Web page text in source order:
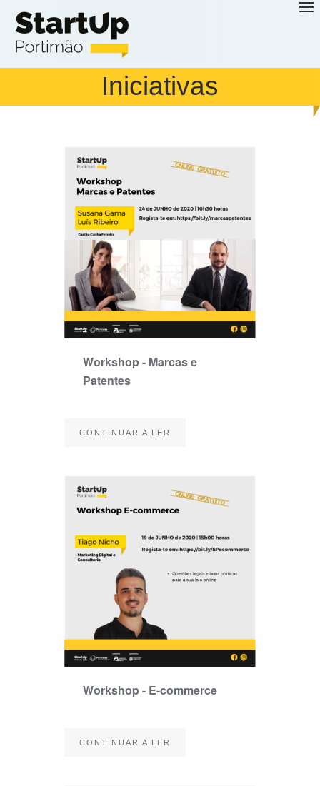
Saltar para o conteúdo principal
Iniciativas
Workshop - Marcas e
Patentes
CONTINUAR A LER
Workshop - E-commerce
CONTINUAR A LER